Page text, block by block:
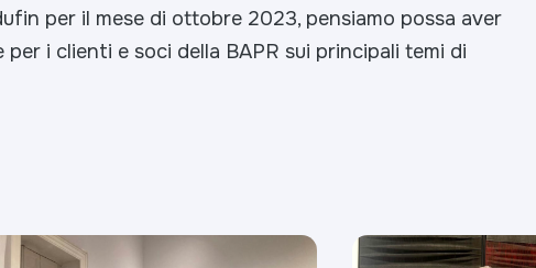
per il mese di ottobre 2023, pensiamo possa aver
i clienti e soci della BAPR sui principali temi di